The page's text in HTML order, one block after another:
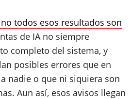
todos esos resultados son
de IA no siempre
completo del sistema, y
posibles errores que en
nadie o que ni siquiera son
Aun así, esos avisos llegan